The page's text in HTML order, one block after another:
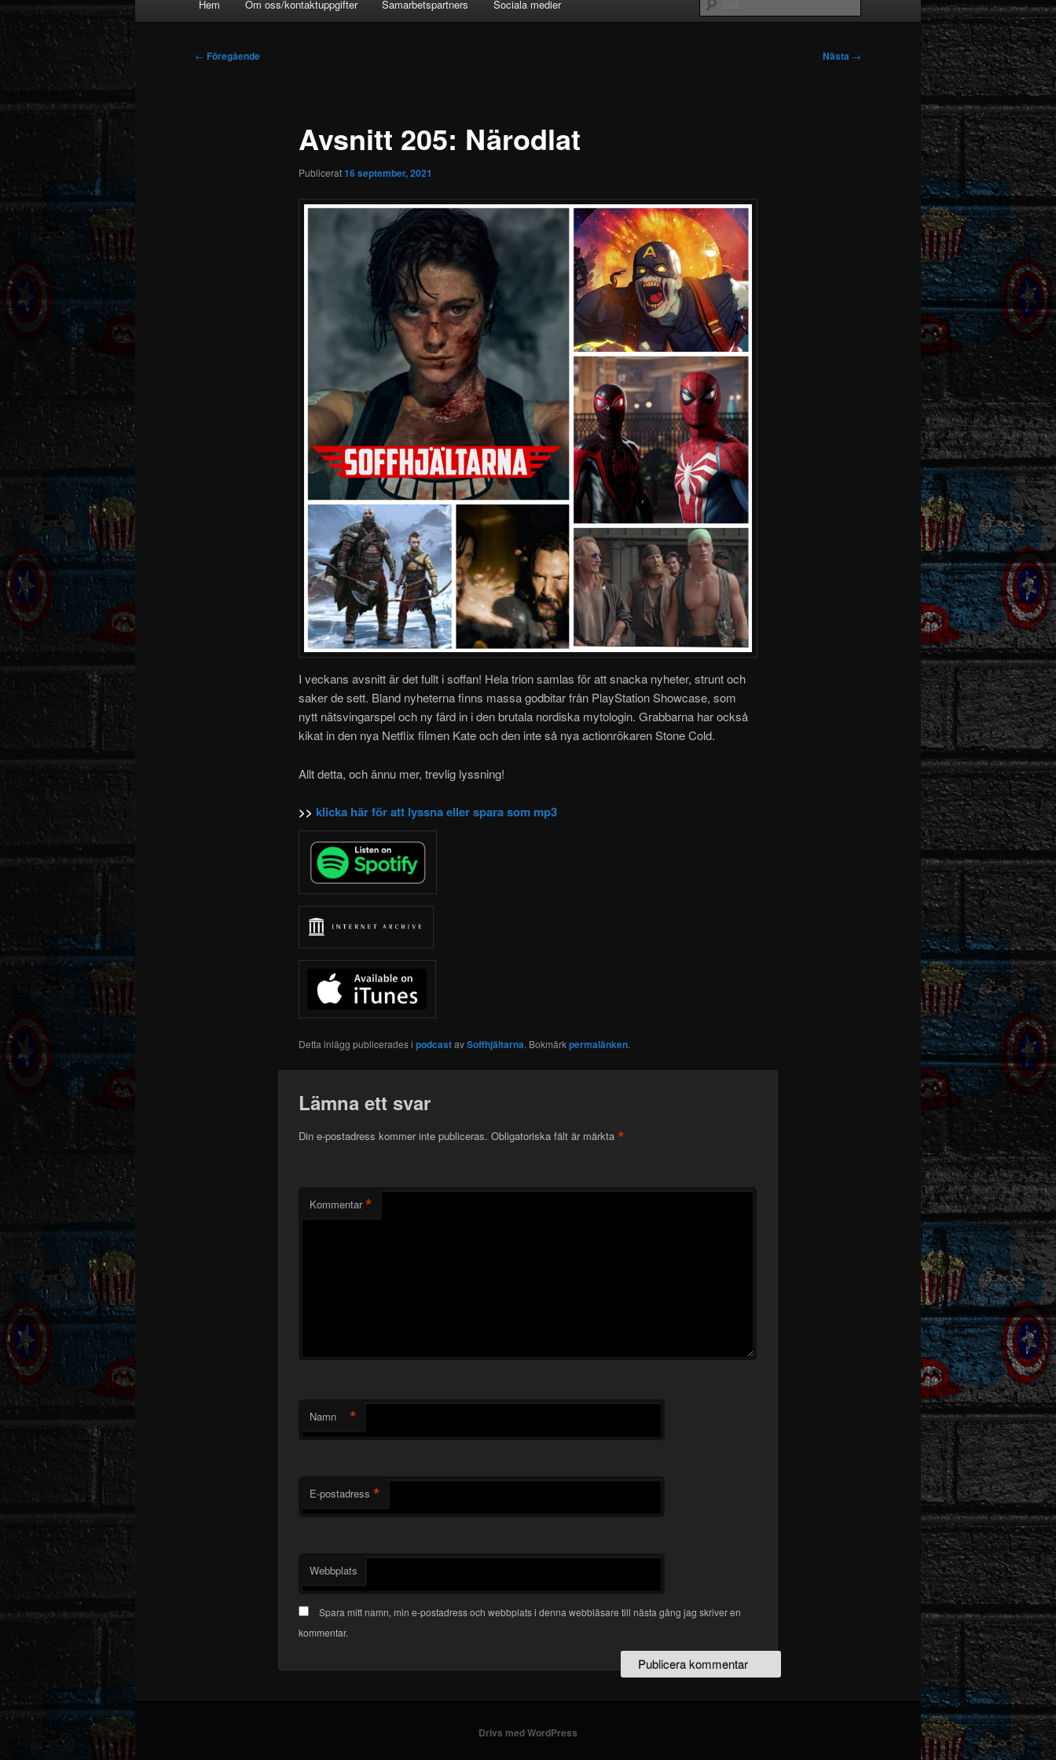
Hem Om oss/kontaktuppgifter Samarbetspartners Sociala medier
Inläggsnavigering
← Föregående Nästa →
Avsnitt 205: Närodlat
Publicerat16 september, 2021
I veckans avsnitt är det fullt i soffan! Hela trion samlas för att snacka nyheter, strunt och
saker de sett. Bland nyheterna finns massa godbitar från PlayStation Showcase, som
nytt nätsvingarspel och ny färd in i den brutala nordiska mytologin. Grabbarna har också
kikat in den nya Netflix filmen Kate och den inte så nya actionrökaren Stone Cold.
Allt detta, och ännu mer, trevlig lyssning!
>> klicka här för att lyssna eller spara som mp3
Detta inlägg publicerades i podcastavSoffhjältarna. Bokmärkpermalänken.
Lämna ett svar
Din e-postadress kommer inte publiceras. Obligatoriska fält är märkta *
Kommentar *
Namn *
E-postadress *
Webbplats
Spara mitt namn, min e-postadress och webbplats i denna webbläsare till nästa gång jag skriver en
kommentar.
Drivs med WordPress